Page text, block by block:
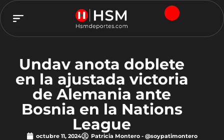
Undav anota doblete
en la ajustada victoria
de Alemania ante
Bosnia en la Nations
League
octubre 11, 2024 Patricia Montero - @soypatimontero